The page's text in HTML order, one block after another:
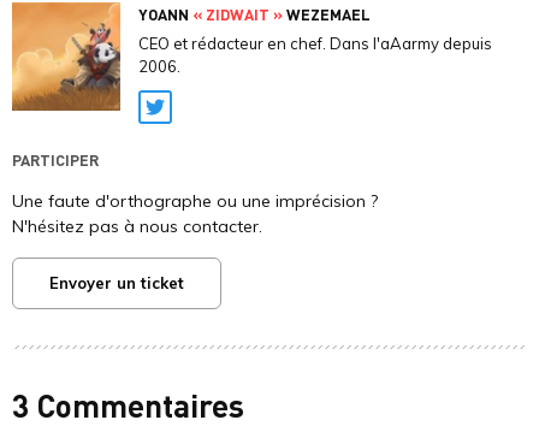
YOANN « ZIDWAIT »WEZEMAEL
CEO et rédacteur en chef. Dans l'aAarmy depuis
2006.
Twitter
PARTICIPER
Une faute d'orthographe ou une imprécision ?
N'hésitez pas à nous contacter.
Envoyer un ticket
3 Commentaires